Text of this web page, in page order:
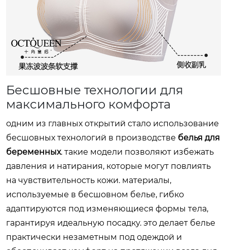
Бесшовные технологии для
максимального комфорта
одним из главных открытий стало использование
бесшовных технологий в производстве белья для
беременных. такие модели позволяют избежать
давления и натирания, которые могут повлиять
на чувствительность кожи. материалы,
используемые в бесшовном белье, гибко
адаптируются под изменяющиеся формы тела,
гарантируя идеальную посадку. это делает белье
практически незаметным под одеждой и